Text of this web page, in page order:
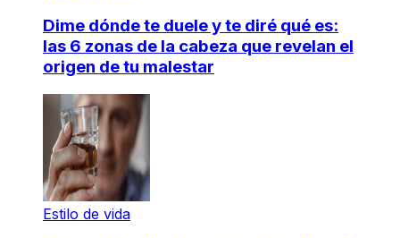
Dime dónde te duele y te diré qué es:
las 6 zonas de la cabeza que revelan el
origen de tu malestar
Estilo de vida